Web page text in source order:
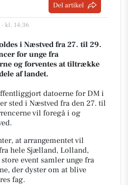
Del artikel
- kl. 14:36
i Næstved fra 27. til 29.
for unge fra
og forventes at tiltrække
af landet.
datoerne for DM i
sted i Næstved fra den 27. til
vil foregå i og
at arrangementet vil
hele Sjælland, Lolland,
event samler unge fra
der dyster om at blive
fag.